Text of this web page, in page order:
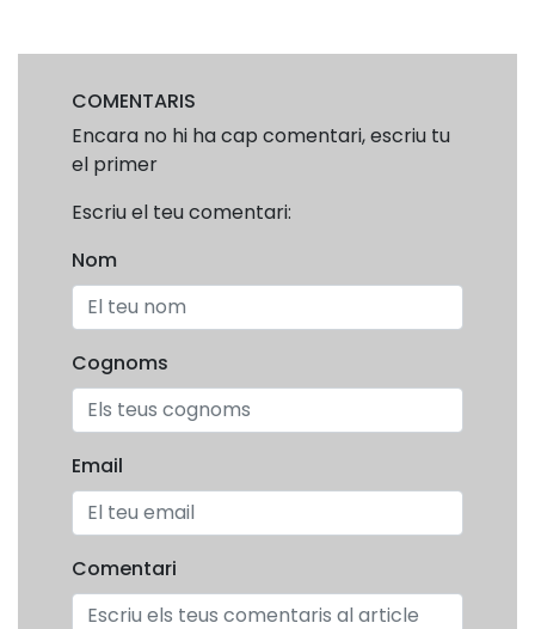
COMENTARIS
Encara no hi ha cap comentari, escriu tu
el primer
Escriu el teu comentari:
Nom
Cognoms
Email
Comentari